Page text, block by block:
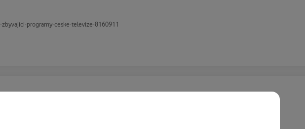
programy-ceske-televize-8160911